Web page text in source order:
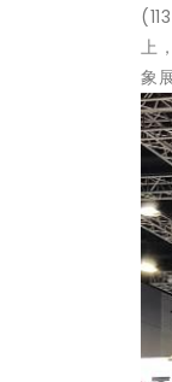
上
象